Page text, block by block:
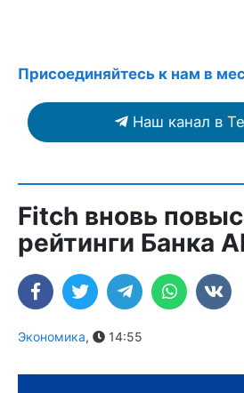
Присоединяйтесь к нам в
Наш канал в
Fitch вновь
рейтинги Банка
Экономика, 14:55